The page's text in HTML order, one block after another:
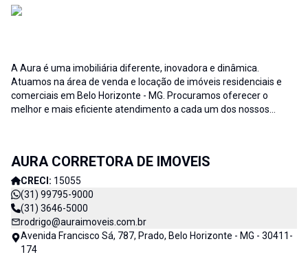
A Aura é uma imobiliária diferente, inovadora e dinâmica.
Atuamos na área de venda e locação de imóveis residenciais e
comerciais em Belo Horizonte - MG. Procuramos oferecer o
melhor e mais eficiente atendimento a cada um dos nossos
Imóveis e consequentemente de nossos clientes. AURA
AURA CORRETORA DE IMOVEIS
CRECI: 15055
(31) 99795-9000
(31) 3646-5000
rodrigo@auraimoveis.com.br
Avenida Francisco Sá, 787, Prado, Belo Horizonte - MG - 30411-
174